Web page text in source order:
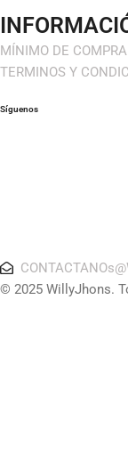
MÍNIMO DE COMPRA
TERMINOS Y
Síguenos
© 2025 WillyJhons.